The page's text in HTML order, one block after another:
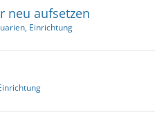
neu aufsetzen
Einrichtung